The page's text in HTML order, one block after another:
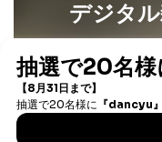
開示等のご請求に
なお、6、7につい
ます。
３．個人情報の第三
当社は、取得した
デジタ
書籍）